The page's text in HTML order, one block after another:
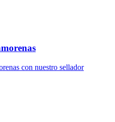
con nuestro sellador